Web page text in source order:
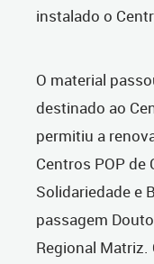
instalado o
O material
destinado ao
permitiu a
Centros POP de
Solidariedade e
passagem
Regional